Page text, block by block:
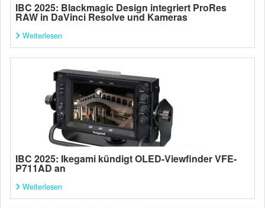
IBC 2025: Blackmagic Design integriert ProRes
RAW in DaVinci Resolve und Kameras
Weiterlesen
IBC 2025: Ikegami kündigt OLED-Viewfinder VFE-
P711AD an
Weiterlesen